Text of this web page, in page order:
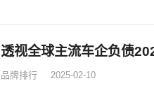
透视全球主流车企负债
品牌排行 2025-02-10